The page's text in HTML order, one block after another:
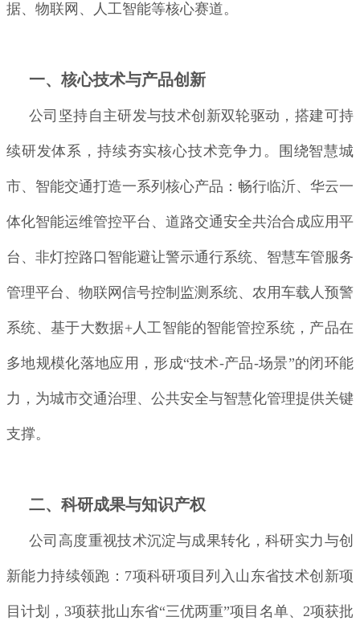
据、物联网、人工智能等核心赛道。
一、核心技术与产品创新
公司坚持自主研发与技术创新双轮驱动，搭建可持
续研发体系，持续夯实核心技术竞争力。围绕智慧城
市、智能交通打造一系列核心产品：畅行临沂、华云一
体化智能运维管控平台、道路交通安全共治合成应用平
台、非灯控路口智能避让警示通行系统、智慧车管服务
管理平台、物联网信号控制监测系统、农用车载人预警
系统、基于大数据+人工智能的智能管控系统，产品在
多地规模化落地应用，形成“技术-产品-场景”的闭环能
力，为城市交通治理、公共安全与智慧化管理提供关键
支撑。
二、科研成果与知识产权
公司高度重视技术沉淀与成果转化，科研实力与创
新能力持续领跑：7项科研项目列入山东省技术创新项
目计划，3项获批山东省“三优两重”项目名单、2项获批